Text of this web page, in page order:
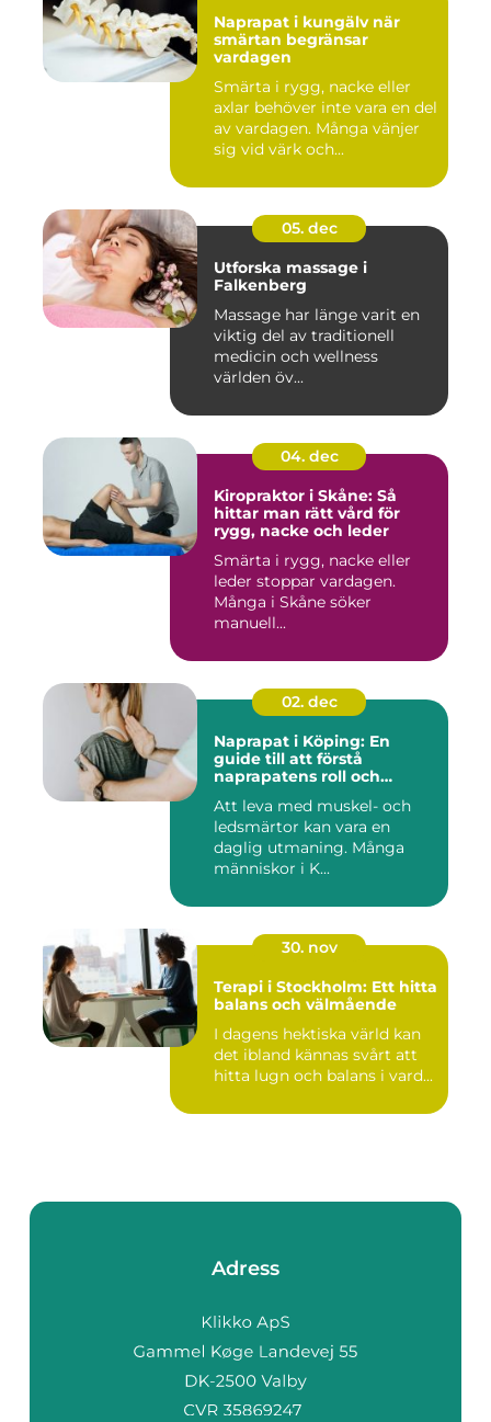
Naprapat i kungälv när
smärtan begränsar
vardagen
Smärta i rygg, nacke eller
axlar behöver inte vara en del
av vardagen. Många vänjer
sig vid värk och...
05. dec
Utforska massage i
Falkenberg
Massage har länge varit en
viktig del av traditionell
medicin och wellness
världen öv...
04. dec
Kiropraktor i Skåne: Så
hittar man rätt vård för
rygg, nacke och leder
Smärta i rygg, nacke eller
leder stoppar vardagen.
Många i Skåne söker
manuell...
02. dec
Naprapat i Köping: En
guide till att förstå
naprapatens roll och
Att leva med muskel- och
ledsmärtor kan vara en
daglig utmaning. Många
människor i K...
30. nov
Terapi i Stockholm: Ett hitta
balans och välmående
I dagens hektiska värld kan
det ibland kännas svårt att
hitta lugn och balans i vard...
Adress